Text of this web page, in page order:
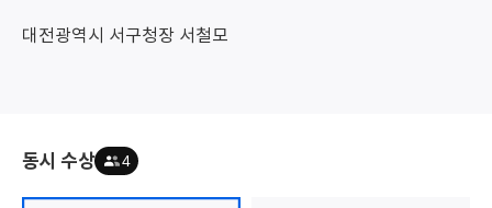
대전광역시 서구청장 서철모
동시 수상 4